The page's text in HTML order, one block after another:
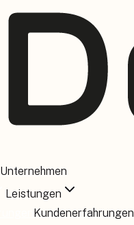
Unternehmen
Leistungen
Kundenerfahrungen